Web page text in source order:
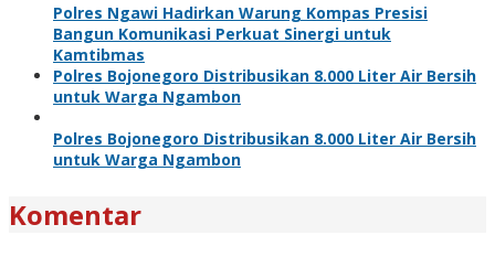
Polres Ngawi Hadirkan Warung Kompas Presisi
Bangun Komunikasi Perkuat Sinergi untuk
Kamtibmas
Polres Bojonegoro Distribusikan 8.000 Liter Air Bersih
untuk Warga Ngambon
Polres Bojonegoro Distribusikan 8.000 Liter Air Bersih
untuk Warga Ngambon
Komentar